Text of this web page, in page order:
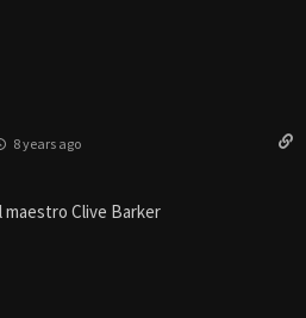
8 years ago
maestro Clive Barker